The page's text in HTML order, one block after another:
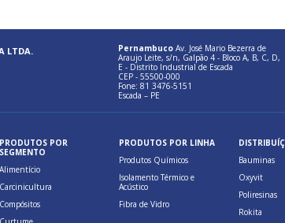
LTDA. Pernambuco Av. José Mario Bezerra de
Araujo Leite, s/n, Galpão 4 - Bloco A, B, C, D,
E - Distrito Industrial de Escada
CEP - 55500-000
Fone: 81 3476-5151
Escada – PE
PRODUTOS POR
SEGMENTO
Alimentício
Carcinicultura
Compósitos
PRODUTOS POR LINHA
Produtos Químicos
Isolamento Térmico e
Acústico
Fibra de Vidro
Bauminas
Oxyvit
Poliresinas
Rokita